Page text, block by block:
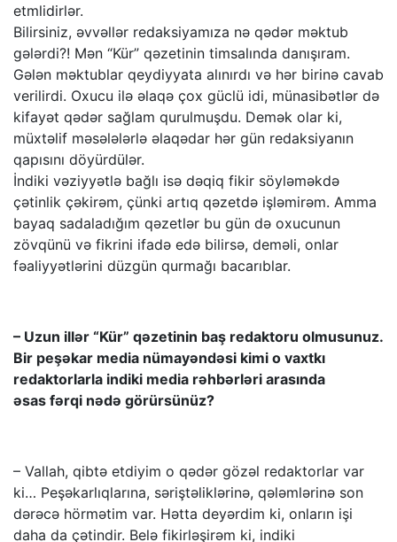
etmlidirlər.
Bilirsiniz, əvvəllər redaksiyamıza nə qədər məktub
gələrdi?! Mən “Kür” qəzetinin timsalında danışıram.
Gələn məktublar qeydiyyata alınırdı və hər birinə cavab
verilirdi. Oxucu ilə əlaqə çox güclü idi, münasibətlər də
kifayət qədər sağlam qurulmuşdu. Demək olar ki,
müxtəlif məsələlərlə əlaqədar hər gün redaksiyanın
qapısını döyürdülər.
İndiki vəziyyətlə bağlı isə dəqiq fikir söyləməkdə
çətinlik çəkirəm, çünki artıq qəzetdə işləmirəm. Amma
bayaq sadaladığım qəzetlər bu gün də oxucunun
zövqünü və fikrini ifadə edə bilirsə, deməli, onlar
fəaliyyətlərini düzgün qurmağı bacarıblar.
– Uzun illər “Kür” qəzetinin baş redaktoru olmusunuz.
Bir peşəkar media nümayəndəsi kimi o vaxtkı
redaktorlarla indiki media rəhbərləri arasında
əsas fərqi nədə görürsünüz?
– Vallah, qibtə etdiyim o qədər gözəl redaktorlar var
ki… Peşəkarlıqlarına, səriştəliklərinə, qələmlərinə son
dərəcə hörmətim var. Hətta deyərdim ki, onların işi
daha da çətindir. Belə fikirləşirəm ki, indiki